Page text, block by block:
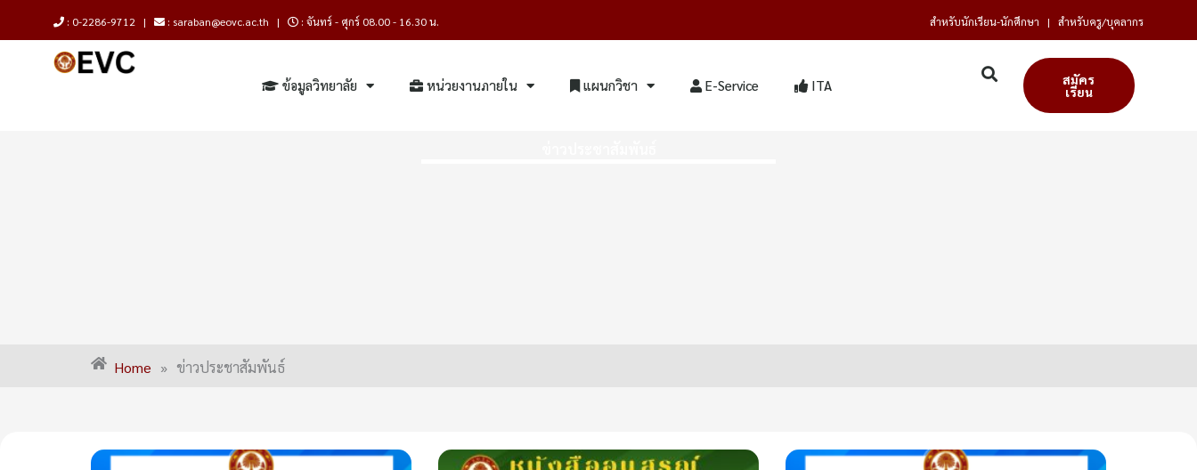
: 0-2286-9712 | : saraban@eovc.ac.th | : จันทร์ - ศุกร์ 08.00 - 16.30 น. สำหรับนักเรียน-นักศึกษา | สำหรับครู/บุคลากร
ข้อมูลวิทยาลัย หน่วยงานภายใน แผนกวิชา E-Service ITA สมัคร
เรียน
Home » ข่าวประชาสัมพันธ์
Page Page Page Page Page